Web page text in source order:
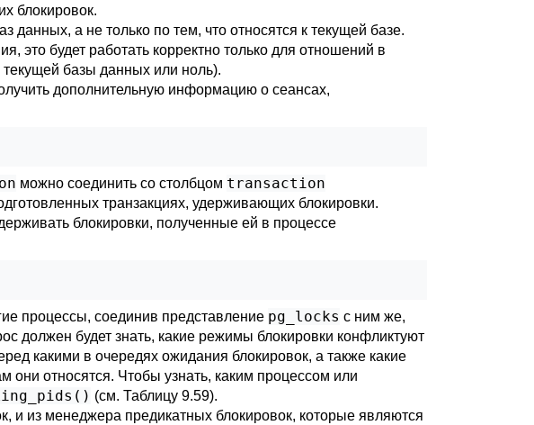
блокировок.
а не только по тем, что относятся к текущей базе.
это будет работать корректно только для отношений в
базы данных или ноль).
дополнительную информацию о сеансах,
можно соединить со столбцом transaction
транзакциях, удерживающих блокировки.
блокировки, полученные ей в процессе
процессы, соединив представление pg_locks с ним же,
должен будет знать, какие режимы блокировки конфликтуют
какими в очередях ожидания блокировок, а также какие
относятся. Чтобы узнать, каким процессом или
(см. Таблицу 9.59).
из менеджера предикатных блокировок, которые являются